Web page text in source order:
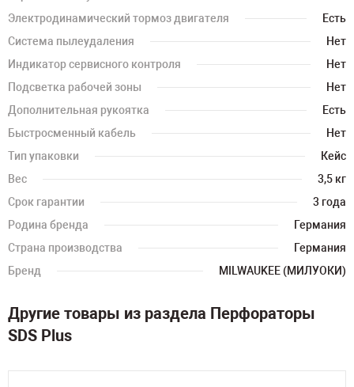
Электродинамический тормоз двигателя
Есть
Система пылеудаления
Нет
Индикатор сервисного контроля
Нет
Подсветка рабочей зоны
Нет
Дополнительная рукоятка
Есть
Быстросменный кабель
Нет
Тип упаковки
Кейс
Вес
3,5 кг
Срок гарантии
3 года
Родина бренда
Германия
Страна производства
Германия
Бренд
MILWAUKEE (МИЛУОКИ)
Другие товары из раздела Перфораторы
SDS Plus